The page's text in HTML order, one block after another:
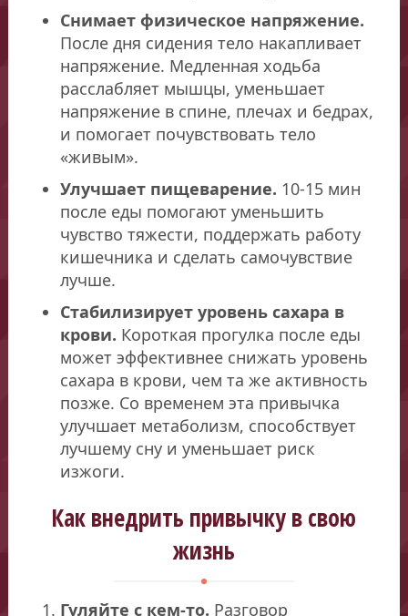
Снимает физическое напряжение.
После дня сидения тело накапливает
напряжение. Медленная ходьба
расслабляет мышцы, уменьшает
напряжение в спине, плечах и бедрах,
и помогает почувствовать тело
«живым».
Улучшает пищеварение. 10-15 мин
после еды помогают уменьшить
чувство тяжести, поддержать работу
кишечника и сделать самочувствие
лучше.
Стабилизирует уровень сахара в
крови. Короткая прогулка после еды
может эффективнее снижать уровень
сахара в крови, чем та же активность
позже. Со временем эта привычка
улучшает метаболизм, способствует
лучшему сну и уменьшает риск
изжоги.
Как внедрить привычку в свою
жизнь
Гуляйте с кем-то. Разговор